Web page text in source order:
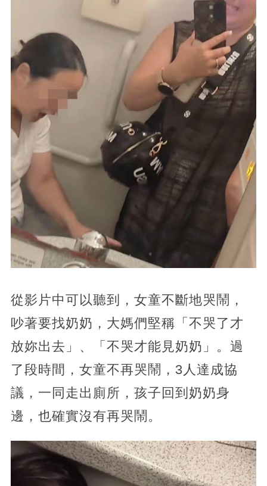
從影片中可以聽到，女童不斷地哭鬧，
吵著要找奶奶，大媽們堅稱「不哭了才
放妳出去」、「不哭才能見奶奶」。過
了段時間，女童不再哭鬧，3人達成協
議，一同走出廁所，孩子回到奶奶身
邊，也確實沒有再哭鬧。